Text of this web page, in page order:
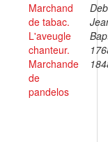
Marchand
de tabac.
L'aveugle
chanteur.
Marchande
de
pandelos